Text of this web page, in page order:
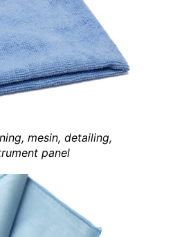
mesin, detailing,
panel